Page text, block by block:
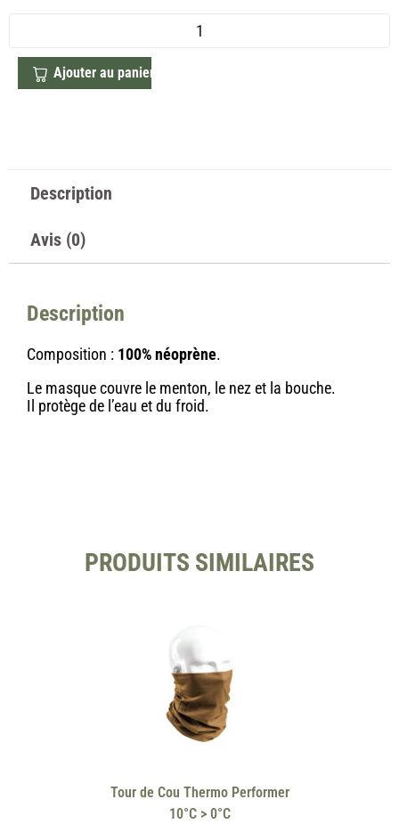
Ajouter au panier
Description
Avis (0)
Description
Composition : 100% néoprène.
Le masque couvre le menton, le nez et la bouche.
Il protège de l’eau et du froid.
PRODUITS SIMILAIRES
Tour de Cou Thermo Performer
10°C > 0°C